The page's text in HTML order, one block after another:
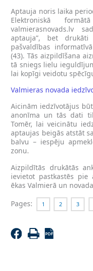
Aptauja noris laika
Elektroniskā
valmierasnovads.lv
aptauja”, bet
pašvaldības
(43). Tās aizpildīšana
tā sniegs lielu
lai kopīgi veidotu
Valmieras novada
Aicinām iedzīvotājus
anonīma un tās dati
Tomēr, lai veicinātu
aptaujas beigās atstāt
balvu – iespēju
zonu.
Aizpildītās drukātās
ievietot pastkastēs pie
ēkas Valmierā un
Pages:
1 2 3